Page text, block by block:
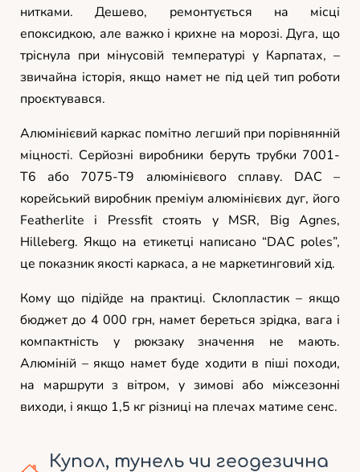
нитками. Дешево, ремонтується на місці
епоксидкою, але важко і крихне на морозі. Дуга, що
тріснула при мінусовій температурі у Карпатах, –
звичайна історія, якщо намет не під цей тип роботи
проєктувався.
Алюмінієвий каркас помітно легший при порівнянній
міцності. Серйозні виробники беруть трубки 7001-
T6 або 7075-T9 алюмінієвого сплаву. DAC –
корейський виробник преміум алюмінієвих дуг, його
Featherlite і Pressfit стоять у MSR, Big Agnes,
Hilleberg. Якщо на етикетці написано “DAC poles”,
це показник якості каркаса, а не маркетинговий хід.
Кому що підійде на практиці. Склопластик – якщо
бюджет до 4 000 грн, намет береться зрідка, вага і
компактність у рюкзаку значення не мають.
Алюміній – якщо намет буде ходити в піші походи,
на маршрути з вітром, у зимові або міжсезонні
виходи, і якщо 1,5 кг різниці на плечах матиме сенс.
Купол, тунель чи геодезична